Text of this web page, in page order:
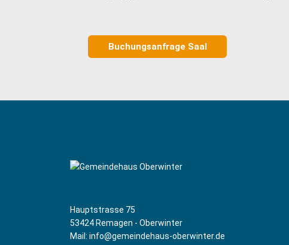
Buchungsanfrage Saal
Hauptstrasse 75
53424 Remagen - Oberwinter
Mail: info@gemeindehaus-oberwinter.de